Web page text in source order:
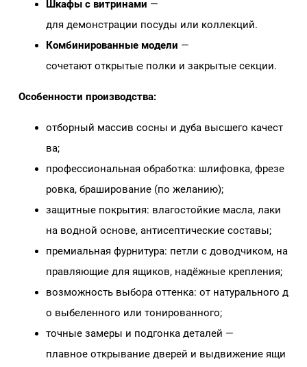
Шкафы с витринами —
для демонстрации посуды или коллекций.
Комбинированные модели —
сочетают открытые полки и закрытые секции.
Особенности производства:
отборный массив сосны и дуба высшего качест
ва;
профессиональная обработка: шлифовка, фрезе
ровка, браширование (по желанию);
защитные покрытия: влагостойкие масла, лаки
на водной основе, антисептические составы;
премиальная фурнитура: петли с доводчиком, на
правляющие для ящиков, надёжные крепления;
возможность выбора оттенка: от натурального д
о выбеленного или тонированного;
точные замеры и подгонка деталей —
плавное открывание дверей и выдвижение ящи